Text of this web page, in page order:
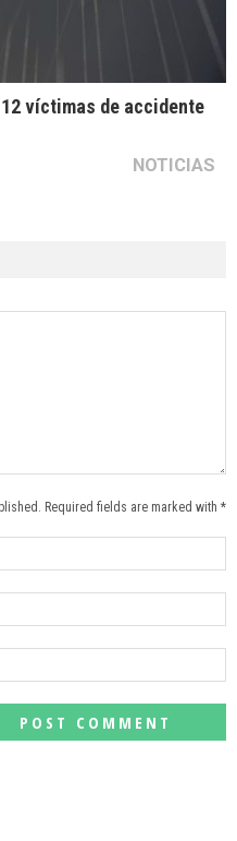
víctimas de accidente
NOTICIAS
Required fields are marked with *